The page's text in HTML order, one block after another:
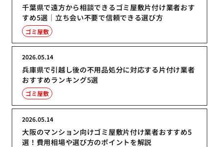
千葉県で遠方から相談できるゴミ屋敷片付け業者おす
すめ5選｜立ち会い不要で信頼できる選び方
ゴミ屋敷
兵庫県で引越し後の不用品処分に対応する片付け業者
おすすめランキング5選
2026.05.14
ゴミ屋敷
大阪のマンション向けゴミ屋敷片付け業者おすすめ5
選！費用相場や選び方のポイントを解説
2026.05.14